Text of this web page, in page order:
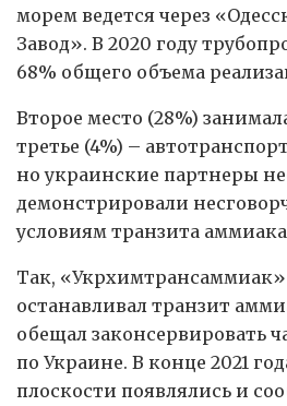
морем ведется через
Завод». В 2020 году
68% общего объема
Второе место (28%)
третье (4%) –
но украинские партнеры
демонстрировали
условиям транзита
Так, «Укрхимтрансаммиак»
останавливал транзит
обещал законсервировать
по Украине. В конце 2021
плоскости появлялись и